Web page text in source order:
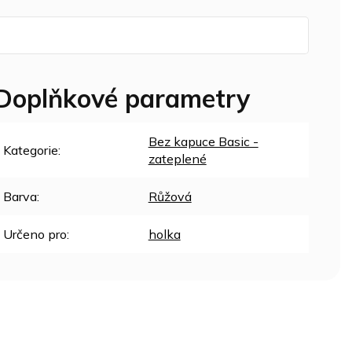
parametry
Kategorie:
Bez kapuce Basic -
zateplené
Barva: Růžová
Určeno pro: holka